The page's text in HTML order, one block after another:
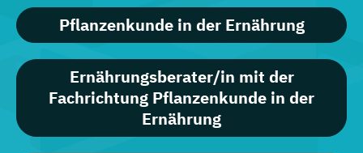
Pflanzenkunde in der Ernährung
Ernährungsberater/in mit der
Fachrichtung Pflanzenkunde in der
Ernährung